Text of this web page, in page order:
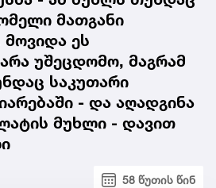
მათგანი
ეს
უშეცდომო, მაგრამ
საკუთარი
- და აღადგინა
მუხლი - დავით
58 წუთის წინ